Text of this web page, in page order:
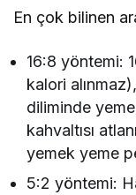
En çok bilinen
16:8 yöntemi:
kalori
diliminde
kahvaltısı
yemek yeme
5:2 yöntemi: